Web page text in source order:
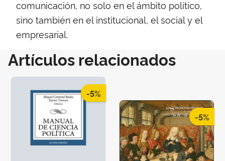
comunicación, no solo en el ámbito político,
sino también en el institucional, el social y el
empresarial.
Artículos relacionados
-5%
-5%